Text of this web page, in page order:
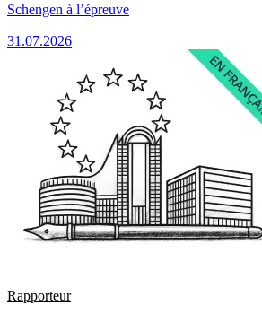
Schengen à l’épreuve
31.07.2026
Rapporteur